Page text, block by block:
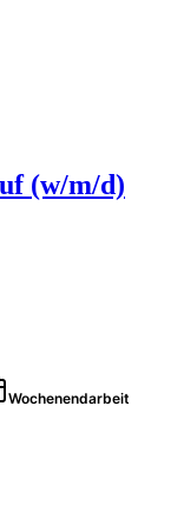
(w/m/d)
Wochenendarbeit